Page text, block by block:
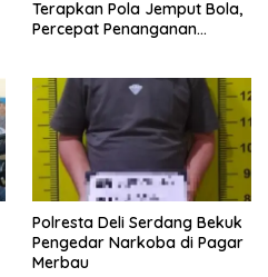
Terapkan Pola Jemput Bola,
Percepat Penanganan
Polresta Deli Serdang Bekuk
Pengedar Narkoba di Pagar
Merbau